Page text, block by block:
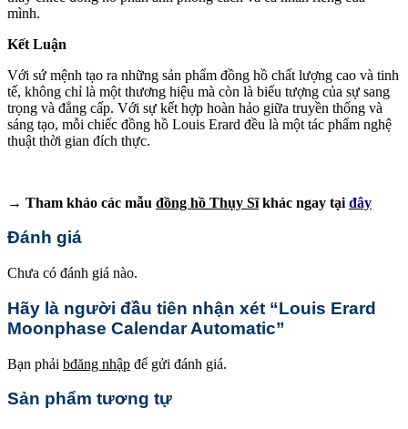
mình.
Kết Luận
Với sứ mệnh tạo ra những sản phẩm đồng hồ chất lượng cao và tinh
tế, không chỉ là một thương hiệu mà còn là biểu tượng của sự sang
trọng và đẳng cấp. Với sự kết hợp hoàn hảo giữa truyền thống và
sáng tạo, mỗi chiếc đồng hồ Louis Erard đều là một tác phẩm nghệ
thuật thời gian đích thực.
→ Tham khảo các mẫu đồng hồ Thụy Sĩkhác ngay tại đây
Đánh giá
Chưa có đánh giá nào.
Hãy là người đầu tiên nhận xét “Louis Erard
Moonphase Calendar Automatic”
Bạn phải bđăng nhập để gửi đánh giá.
Sản phẩm tương tự